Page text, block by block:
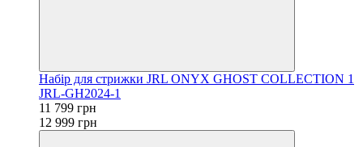
Набір для стрижки JRL ONYX GHOST COLLECTION 1
JRL-GH2024-1
11 799 грн
12 999 грн